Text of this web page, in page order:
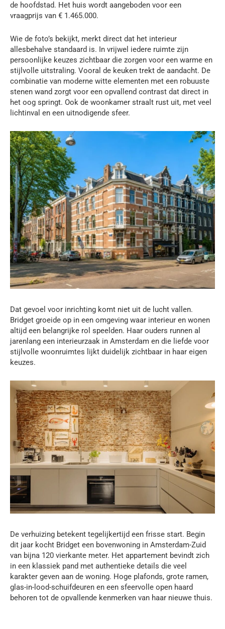
de hoofdstad. Het huis wordt aangeboden voor een
vraagprijs van € 1.465.000.
Wie de foto’s bekijkt, merkt direct dat het interieur
allesbehalve standaard is. In vrijwel iedere ruimte zijn
persoonlijke keuzes zichtbaar die zorgen voor een warme en
stijlvolle uitstraling. Vooral de keuken trekt de aandacht. De
combinatie van moderne witte elementen met een robuuste
stenen wand zorgt voor een opvallend contrast dat direct in
het oog springt. Ook de woonkamer straalt rust uit, met veel
lichtinval en een uitnodigende sfeer.
Dat gevoel voor inrichting komt niet uit de lucht vallen.
Bridget groeide op in een omgeving waar interieur en wonen
altijd een belangrijke rol speelden. Haar ouders runnen al
jarenlang een interieurzaak in Amsterdam en die liefde voor
stijlvolle woonruimtes lijkt duidelijk zichtbaar in haar eigen
keuzes.
De verhuizing betekent tegelijkertijd een frisse start. Begin
dit jaar kocht Bridget een bovenwoning in Amsterdam-Zuid
van bijna 120 vierkante meter. Het appartement bevindt zich
in een klassiek pand met authentieke details die veel
karakter geven aan de woning. Hoge plafonds, grote ramen,
glas-in-lood-schuifdeuren en een sfeervolle open haard
behoren tot de opvallende kenmerken van haar nieuwe thuis.